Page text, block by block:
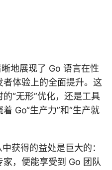
地展现了 Go 语言在性
体验上的全面提升。这
“无形”优化，还是工具
Go“生产力”和“生产就
获得的益处是巨大的：
，便能享受到 Go 团队